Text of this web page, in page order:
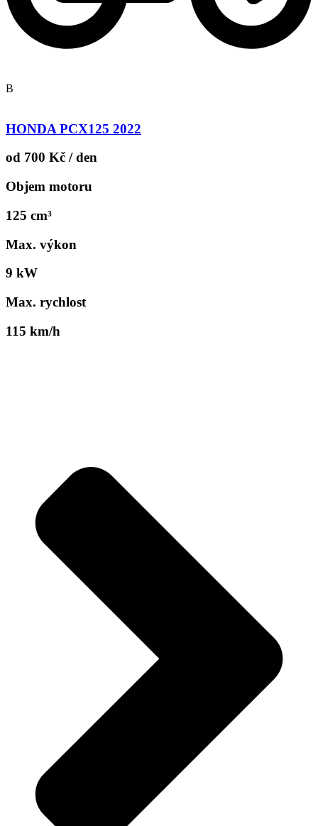
B
HONDA PCX125 2022
od 700 Kč / den
Objem motoru
125 cm³
Max. výkon
9 kW
Max. rychlost
115 km/h